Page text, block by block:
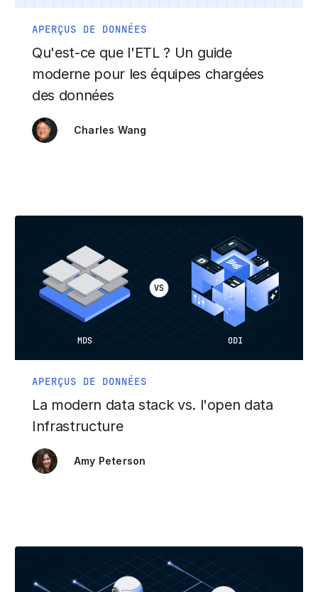
APERÇUS DE DONNÉES
Qu'est-ce que l'ETL ? Un guide
moderne pour les équipes chargées
des données
Charles Wang
APERÇUS DE DONNÉES
La modern data stack vs. l'open data
Infrastructure
Amy Peterson